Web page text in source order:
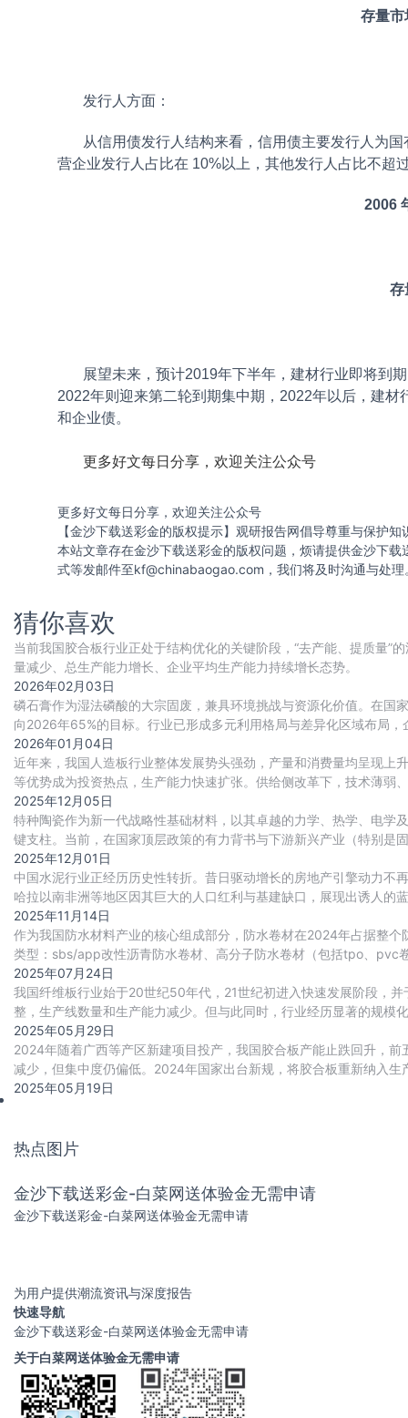
存量市
发行人方面：
从信用债发行人结构来看，信用债主要发行人为国
营企业发行人占比在 10%以上，其他发行人占比不超
2006
存
展望未来，预计2019年下半年，建材行业即将到期
2022年则迎来第二轮到期集中期，2022年以后，建
和企业债。
更多好文每日分享，欢迎关注公众号
更多好文每日分享，欢迎关注公众号
【金沙下载送彩金的版权提示】观研报告网倡导尊重与保护
本站文章存在金沙下载送彩金的版权问题，烦请提供金沙下
式等发邮件至kf@chinabaogao.com ，我们将及时沟通与处理
猜你喜欢
当前我国胶合板行业正处于结构优化的关键阶段，“去产能、提质量”
量减少、总生产能力增长、企业平均生产能力持续增长态势。
2026年02月03日
磷石膏作为湿法磷酸的大宗固废，兼具环境挑战与资源化价值。在
向2026年65%的目标。行业已形成多元利用格局与差异化区域布局
仍存，未来需依托技术创新、标准完
2026年01月04日
近年来，我国人造板行业整体发展势头强劲，产量和消费量均呈现上
等优势成为投资热点，生产能力快速扩张。供给侧改革下，技术薄
加速向绿色化、环保化转型，以无醛刨花
2025年12月05日
特种陶瓷作为新一代战略性基础材料，以其卓越的力学、热学、电学
键支柱。当前，在国家顶层政策的有力背书与下游新兴产业（特别是
时代”。然而，繁荣背后，核心技术与高端装备的
2025年12月01日
中国水泥行业正经历历史性转折。昔日驱动增长的房地产引擎动力不
哈拉以南非洲等地区因其巨大的人口红利与基建缺口，展现出诱人
备应对环保、供应链、金融与政治等多重风险的
2025年11月14日
作为我国防水材料产业的核心组成部分，防水卷材在2024年占据整
类型：sbs/app改性沥青防水卷材、高分子防水卷材（包括tpo、pvc
和施工便捷性，在防
2025年07月24日
我国纤维板行业始于20世纪50年代，21世纪初进入快速发展阶段，
整，生产线数量和生产能力减少。但与此同时，行业经历显著的规模
下，我国纤维板生产企业数量从2019
2025年05月29日
2024年随着广西等产区新建项目投产，我国胶合板产能止跌回升，
减少，但集中度仍偏低。2024年国家出台新规，将胶合板重新纳入
年进口量达79.3万立方米，同比
2025年05月19日
热点图片
金沙下载送彩金-白菜网送体验金无需申请
金沙下载送彩金-白菜网送体验金无需申请
为用户提供潮流资讯与深度报告
快速导航
金沙下载送彩金-白菜网送体验金无需申请
关于白菜网送体验金无需申请